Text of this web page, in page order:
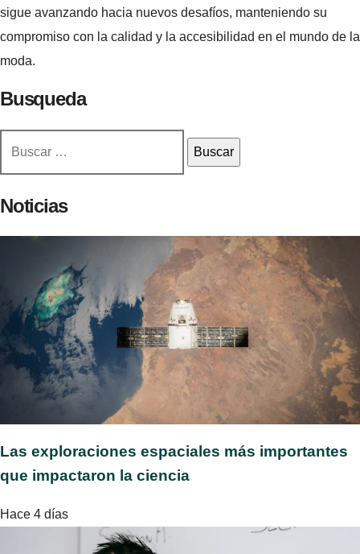
sigue avanzando hacia nuevos desafíos, manteniendo su
compromiso con la calidad y la accesibilidad en el mundo de la
moda.
Busqueda
Noticias
Las exploraciones espaciales más importantes
que impactaron la ciencia
Hace 4 días